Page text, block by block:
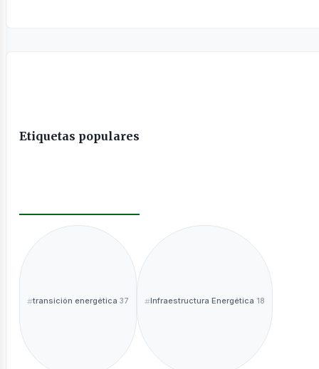
Etiquetas populares
transición energética 37 Infraestructura Energética 18